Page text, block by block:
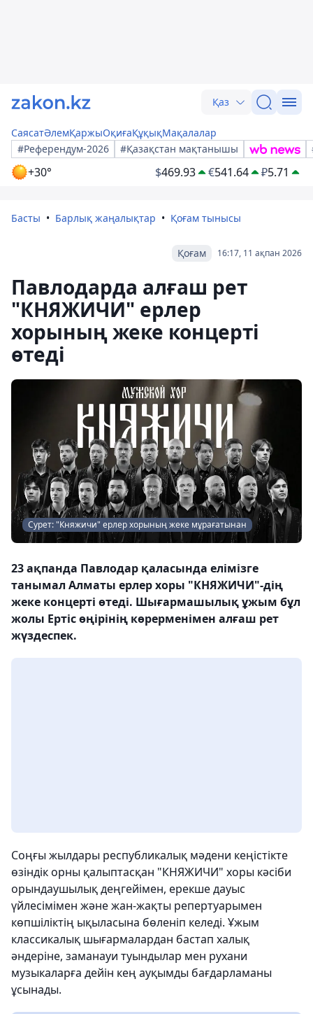
Қаз
СаясатӘлемҚаржыОқиғаҚұқықМақалалар
#Референдум-2026
#Қазақстан мақтанышы
+30° $469.93 €541.64 ₽5.71
Басты Барлық жаңалықтар Қоғам тынысы
16:17, 11 ақпан 2026
Қоғам
Павлодарда алғаш рет
"КНЯЖИЧИ" ерлер
хорының жеке концерті
өтеді
Сурет: "Княжичи" ерлер хорының жеке мұрағатынан
23 ақпанда Павлодар қаласында елімізге
танымал Алматы ерлер хоры "КНЯЖИЧИ"-дің
жеке концерті өтеді. Шығармашылық ұжым бұл
жолы Ертіс өңірінің көрерменімен алғаш рет
жүздеспек.
Соңғы жылдары республикалық мәдени кеңістікте
өзіндік орны қалыптасқан "КНЯЖИЧИ" хоры кәсіби
орындаушылық деңгейімен, ерекше дауыс
үйлесімімен және жан-жақты репертуарымен
көпшіліктің ықыласына бөленіп келеді. Ұжым
классикалық шығармалардан бастап халық
әндеріне, заманауи туындылар мен рухани
музыкаларға дейін кең ауқымды бағдарламаны
ұсынады.